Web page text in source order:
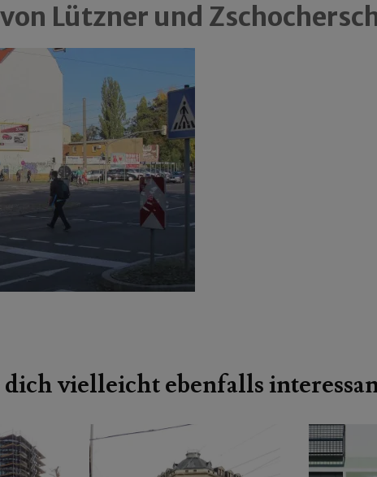
Lützner und
vielleicht ebenfalls